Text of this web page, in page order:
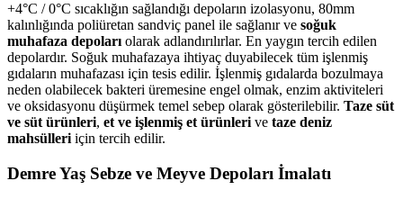
+4°C / 0°C sıcaklığın sağlandığı depoların izolasyonu, 80mm
kalınlığında poliüretan sandviç panel ile sağlanır ve soğuk
muhafaza depoları olarak adlandırılırlar. En yaygın tercih edilen
depolardır. Soğuk muhafazaya ihtiyaç duyabilecek tüm işlenmiş
gıdaların muhafazası için tesis edilir. İşlenmiş gıdalarda bozulmaya
neden olabilecek bakteri üremesine engel olmak, enzim aktiviteleri
ve oksidasyonu düşürmek temel sebep olarak gösterilebilir. Taze süt
ve süt ürünleri, et ve işlenmiş et ürünleri ve taze deniz
mahsülleri için tercih edilir.
Demre Yaş Sebze ve Meyve Depoları İmalatı